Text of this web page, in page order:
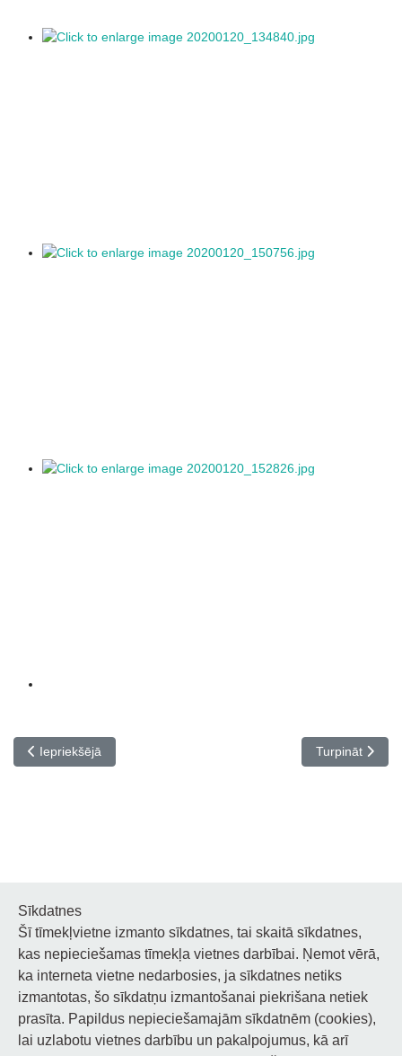
Iepriekšējais raksts: Erasmus+ projekts “Ar tradīcijām uz
Iepriekšējā Nākamais
Turpināt
Noderīgi
Privātuma politika
Sīkdatņu privātuma politika
Sīkdatnes
Šī tīmekļvietne izmanto sīkdatnes, tai skaitā sīkdatnes,
kas nepieciešamas tīmekļa vietnes darbībai. Ņemot vērā,
ka interneta vietne nedarbosies, ja sīkdatnes netiks
izmantotas, šo sīkdatņu izmantošanai piekrišana netiek
prasīta. Papildus nepieciešamajām sīkdatnēm (cookies),
lai uzlabotu vietnes darbību un pakalpojumus, kā arī